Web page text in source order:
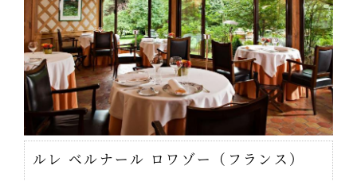
ルレ ベルナール ロワゾー（フランス）